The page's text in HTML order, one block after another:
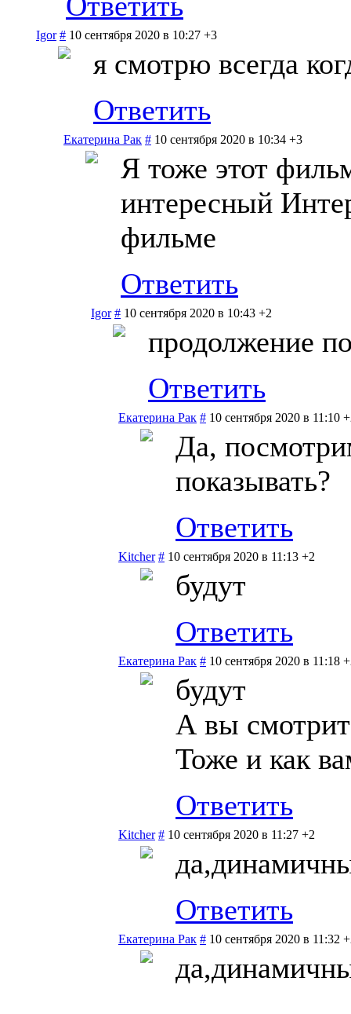
Igor # 10 сентября 2020 в 10:27 +3
я смотрю всегда
Ответить
Екатерина Рак # 10 сентября 2020 в 10:34 +3
Я тоже этот
интересный
фильме
Ответить
Igor # 10 сентября 2020 в 10:43 +2
продолжение
Ответить
Екатерина Рак # 10 сентября 2020 в 11:10
Да,
показывать?
Ответить
Kitcher # 10 сентября 2020 в 11:13 +2
будут
Ответить
Екатерина Рак # 10 сентября 2020 в 11:18
будут
А вы
Тоже и как
Ответить
Kitcher # 10 сентября 2020 в 11:27 +2
Ответить
Екатерина Рак # 10 сентября 2020 в 11:32